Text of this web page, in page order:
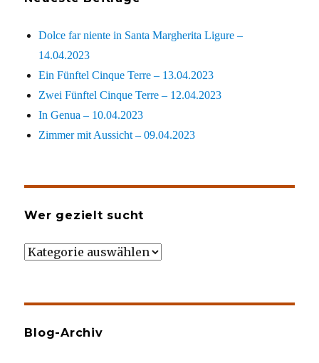
Dolce far niente in Santa Margherita Ligure –
14.04.2023
Ein Fünftel Cinque Terre – 13.04.2023
Zwei Fünftel Cinque Terre – 12.04.2023
In Genua – 10.04.2023
Zimmer mit Aussicht – 09.04.2023
Wer gezielt sucht
Wer
Blog-Archiv